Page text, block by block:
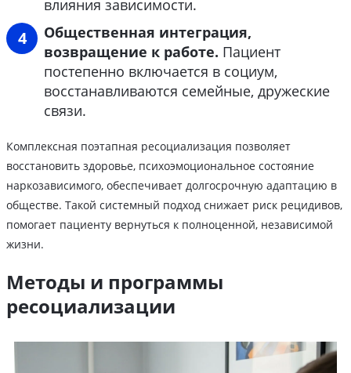
влияния зависимости.
Общественная интеграция,
возвращение к работе. Пациент
постепенно включается в социум,
восстанавливаются семейные, дружеские
связи.
Комплексная поэтапная ресоциализация позволяет
восстановить здоровье, психоэмоциональное состояние
наркозависимого, обеспечивает долгосрочную адаптацию в
обществе. Такой системный подход снижает риск рецидивов,
помогает пациенту вернуться к полноценной, независимой
жизни.
Методы и программы
ресоциализации